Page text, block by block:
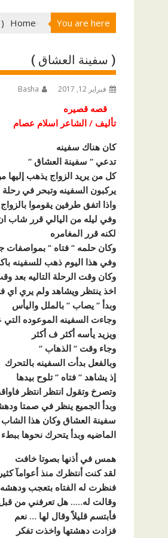
You are here
Home
( سفينة العشاق )
فبراير 12, 2017 Basha
قصه قصيره
تأليف / الشاعر اسلام عصام
كان هناك سفينه
تدعي ‘‘ سفينة العشاق ‘‘
كل من يريد الزواج يذهب إليها
يركبون السفينه وتبحر في رحلة
واذا اتفق طرفين يقوموا
وفي ليله من اليالي قرر شاب
لكنه قرر المغامره
وكان حلمه ‘‘ فتاه ‘‘
وفي هذا اليوم ذهب للسفينه
وكان وقت الرحلة التاليه بعد
اخذ ينتظر ويشاهد ولم يري اي
وبدأ ‘‘ يصاب ‘‘ بالملل واليأس
وجاءت السفينه الموعوده التي
ويزيد يأسه أكثر ف أكثر
وجاء وقت ‘‘ الذهاب ‘‘
وبالفعل بدأت السفينه بالتحرك
إذ يشاهد ‘‘ فتاه ‘‘ تلوح بيدها
وتصرخ وتقول انتظر انتظر
وبدأ الجميع ينظر في صمتا
سفينة العشاق وكان هذا الشاب
الماضيه وبدأ يتحرك نحوها
همس في أذنها بصوتا خافت
لقد كنت أنتظرك منذ أعوامآ
فنظرت له الفتاه بتعجب
وقالت له….. هل تعرفني من
فأبتسم قليلاً وقال لها … نعم
فزادت دهشتها واخذت تفكر